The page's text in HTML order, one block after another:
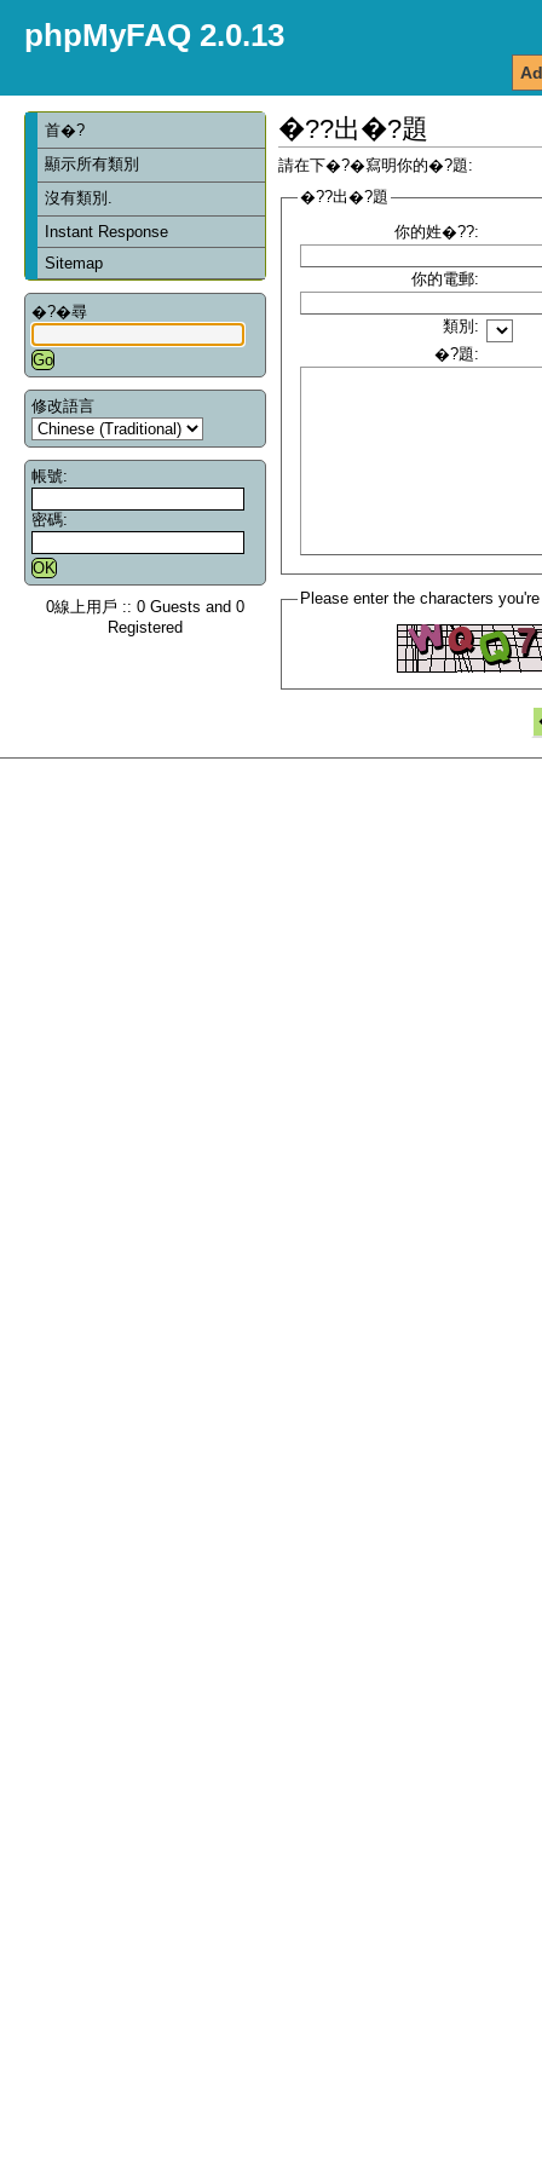
phpMyFAQ 2.0.13
首�?
顯示所有類別
沒有類別.
Instant Response
Sitemap
�?�尋
修改語言
帳號:
密碼:
0線上用戶 :: 0 Guests and 0
Registered
�??出�?題
請在下�?�寫明你的�?題:
�??出�?題
你的姓�??:
你的電郵:
類別:
�?題:
Please enter the characters